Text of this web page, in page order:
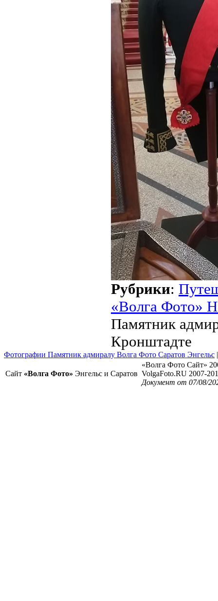
Рубрики:
«Волга Фото»
Памятник
Кронштадте
Фотографии Памятник адмиралу Волга Фото Саратов Энгельс
Сайт «Волга Фото» Энгельс и Саратов
«Волга Фото Сайт»
VolgaFoto.RU 2007-
Документ от 07/08/